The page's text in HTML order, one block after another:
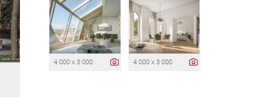
4 000 x 3 000 4 000 x 3 000